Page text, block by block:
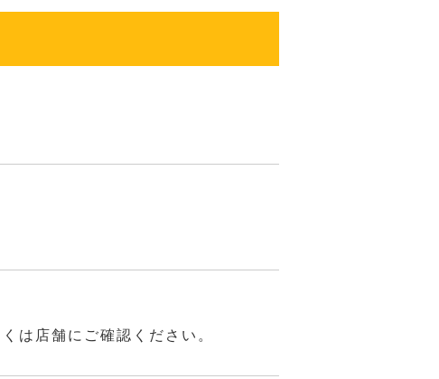
は店舗にご確認ください。